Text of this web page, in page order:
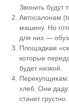
Звонить будут
Автосалонам
машину. Но
для них —
Площадкам
которые
будет низкой.
хлеб. Они
станет